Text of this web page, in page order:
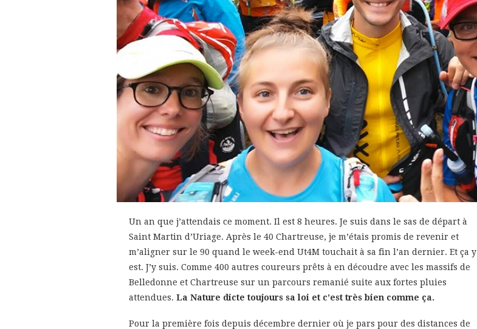
Un an que j’attendais ce moment. Il est 8 heures. Je suis dans le sas de départ à
Saint Martin d’Uriage. Après le 40 Chartreuse, je m’étais promis de revenir et
m’aligner sur le 90 quand le week-end Ut4M touchait à sa fin l’an dernier. Et ça y
est. J’y suis. Comme 400 autres coureurs prêts à en découdre avec les massifs de
Belledonne et Chartreuse sur un parcours remanié suite aux fortes pluies
attendues. La Nature dicte toujours sa loi et c’est très bien comme ça.
Pour la première fois depuis décembre dernier où je pars pour des distances de